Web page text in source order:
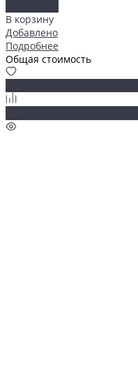
В корзину
Добавлено
Подробнее
Общая стоимость